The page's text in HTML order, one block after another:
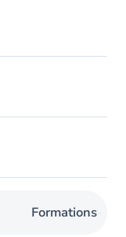
Formations